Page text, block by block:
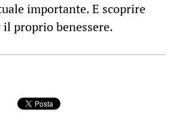
importante. E scoprire
proprio benessere.